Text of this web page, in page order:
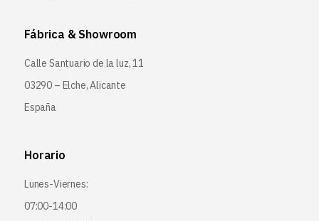
Fábrica & Showroom
Calle Santuario de la luz, 11
03290 – Elche, Alicante
España
Horario
Lunes-Viernes:
07:00-14:00